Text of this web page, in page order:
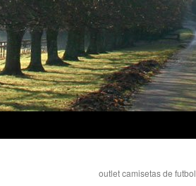
outlet camisetas de futbol